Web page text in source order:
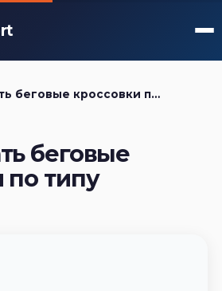
кроссовки по типу пронации
беговые
по типу